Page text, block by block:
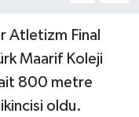
Atletizm Final
Maarif Koleji
800 metre
oldu.